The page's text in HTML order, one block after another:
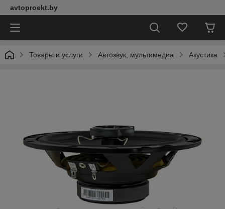
avtoproekt.by
Товары и услуги Автозвук, мультимедиа Акустика